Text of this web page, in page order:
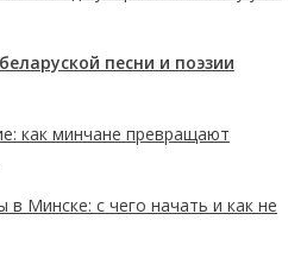
песни и поэзии
как минчане превращают
в Минске: с чего начать и как не